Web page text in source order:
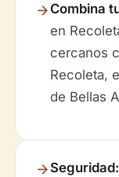
Combina
en
cercanos
Recoleta,
de Bellas
Seguridad: